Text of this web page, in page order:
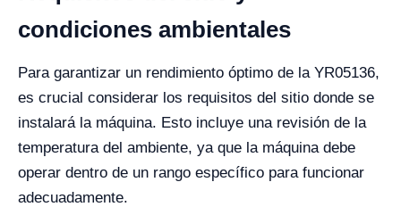
condiciones ambientales
Para garantizar un rendimiento óptimo de la YR05136,
es crucial considerar los requisitos del sitio donde se
instalará la máquina. Esto incluye una revisión de la
temperatura del ambiente, ya que la máquina debe
operar dentro de un rango específico para funcionar
adecuadamente.